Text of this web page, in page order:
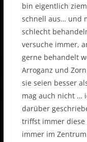
bin eigentlich
schnell aus… und
schlecht
versuche immer,
gerne behandelt
Arroganz und
sie seien besser
mag auch nicht …
darüber
triffst immer diese
immer im